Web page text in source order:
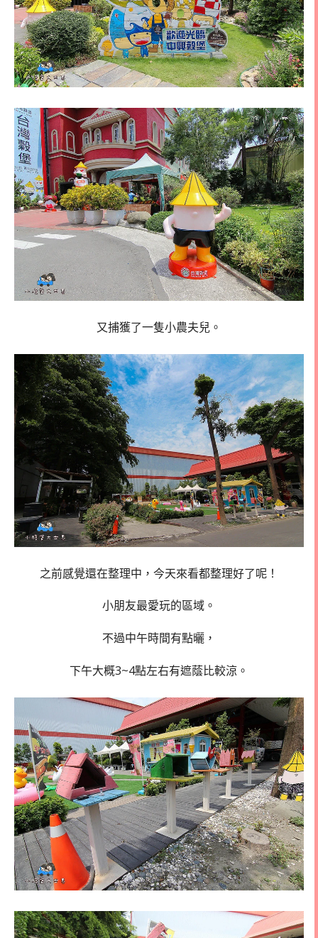
又捕獲了一隻小農夫兒。
之前感覺還在整理中，今天來看都整理好了呢！
小朋友最愛玩的區域。
不過中午時間有點曬，
下午大概3~4點左右有遮蔭比較涼。